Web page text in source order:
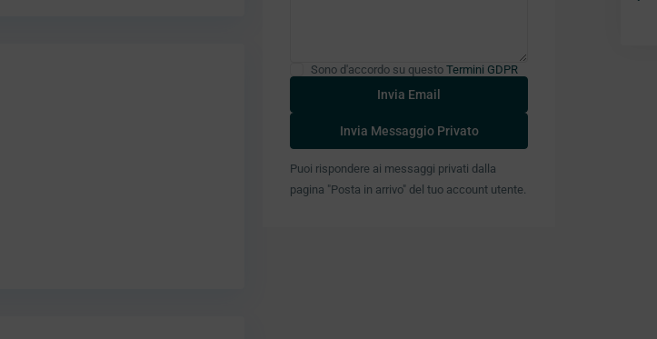
Sono d'accordo su questo Termini GDPR
Puoi rispondere ai messaggi privati ​​dalla
pagina "Posta in arrivo" del tuo account utente.